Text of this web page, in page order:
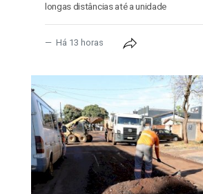
longas distâncias até a unidade
Há 13 horas